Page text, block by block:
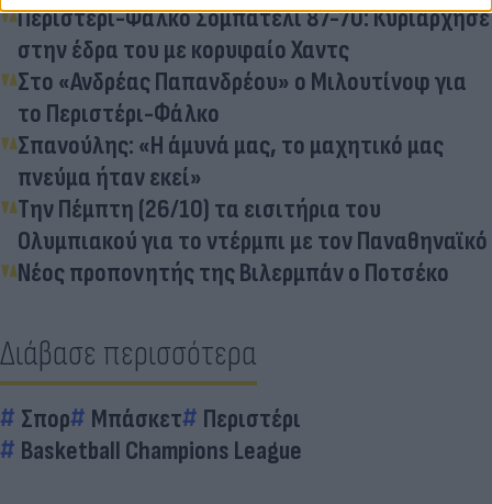
Περιστέρι-Φάλκο Σομπατέλι 87-70: Κυριάρχησε
στην έδρα του με κορυφαίο Χαντς
Στο «Ανδρέας Παπανδρέου» ο Μιλουτίνοφ για
το Περιστέρι-Φάλκο
Σπανούλης: «Η άμυνά μας, το μαχητικό μας
πνεύμα ήταν εκεί»
Την Πέμπτη (26/10) τα εισιτήρια του
Ολυμπιακού για το ντέρμπι με τον Παναθηναϊκό
Νέος προπονητής της Βιλερμπάν ο Ποτσέκο
Διάβασε περισσότερα
Σπορ Μπάσκετ
Περιστέρι
Basketball Champions League